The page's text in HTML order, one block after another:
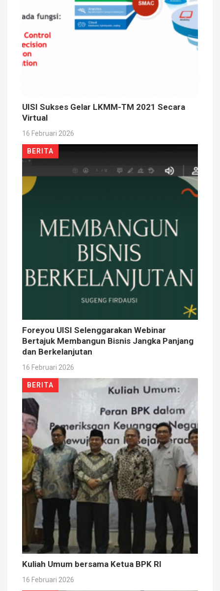
UISI Sukses Gelar LKMM-TM 2021 Secara
Virtual
16 Februari 2026
BERITA
Foreyou UISI Selenggarakan Webinar
Bertajuk Membangun Bisnis Jangka Panjang
dan Berkelanjutan
16 Februari 2026
BERITA
Kuliah Umum bersama Ketua BPK RI
16 Februari 2026